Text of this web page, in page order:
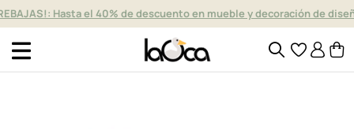
Hasta el 40% de descuento en mueble y decoración de